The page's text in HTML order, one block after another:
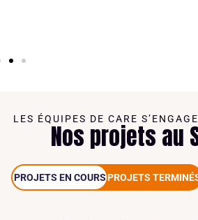
LES ÉQUIPES DE CARE
Nos projets au
PROJETS EN COURSPROJETS